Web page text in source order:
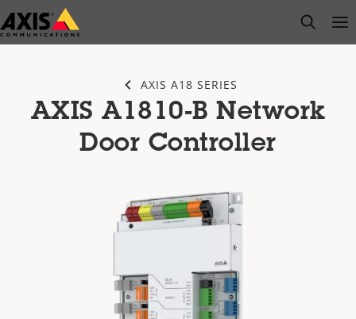
Saltar
al
open
AXIS A18 SERIES
AXIS A1810-B Network
Door Controller